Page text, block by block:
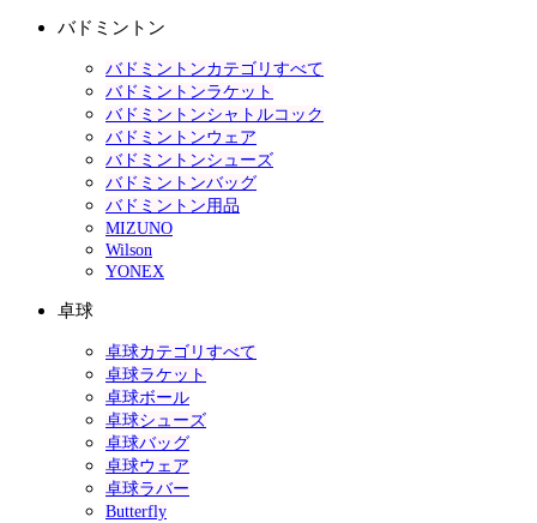
バドミントン
バドミントンカテゴリすべて
バドミントンラケット
バドミントンシャトルコック
バドミントンウェア
バドミントンシューズ
バドミントンバッグ
バドミントン用品
MIZUNO
Wilson
YONEX
卓球
卓球カテゴリすべて
卓球ラケット
卓球ボール
卓球シューズ
卓球バッグ
卓球ウェア
卓球ラバー
Butterfly